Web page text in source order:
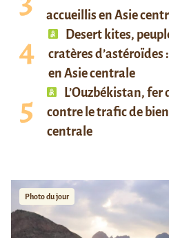
accueillis en Asie
Desert kites,
cratères d’astéroïdes
en Asie centrale
L’Ouzbékistan,
contre le trafic de
centrale
Photo du jour